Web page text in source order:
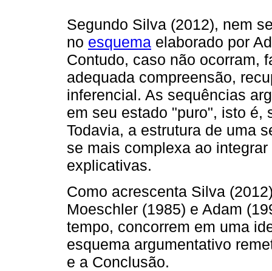
Segundo Silva (2012), nem
no esquema elaborado por
Contudo, caso não ocorram,
adequada compreensão,
inferencial. As sequências
em seu estado "puro", isto é,
Todavia, a estrutura de uma
se mais complexa ao
explicativas.
Como acrescenta Silva
Moeschler (1985) e Adam
tempo, concorrem em uma
esquema argumentativo
e a Conclusão.